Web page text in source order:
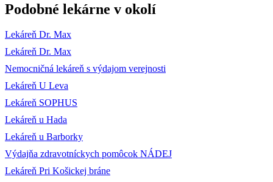
Podobné lekárne v okolí
Lekáreň Dr. Max
Lekáreň Dr. Max
Nemocničná lekáreň s výdajom verejnosti
Lekáreň U Leva
Lekáreň SOPHUS
Lekáreň u Hada
Lekáreň u Barborky
Výdajňa zdravotníckych pomôcok NÁDEJ
Lekáreň Pri Košickej bráne